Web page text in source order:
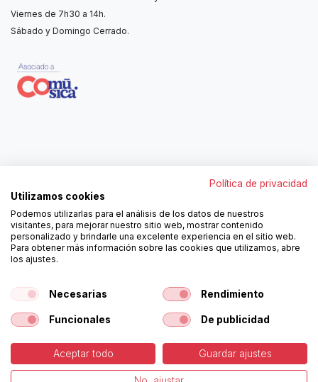
Viernes de 7h30 a 14h.
Sábado y Domingo Cerrado.
962250313
ortola@ortola-sa.es
Av. d'Albaida, s/n
46840 La Pobla del Duc (Valencia)
¡Síguenos!
Copyright © Ortolá, S.A. -Política de Cookies -Aviso
Política de privacidad
Utilizamos cookies
Podemos utilizarlas para el análisis de los datos de nuestros
visitantes, para mejorar nuestro sitio web, mostrar contenido
personalizado y brindarle una excelente experiencia en el sitio web.
Para obtener más información sobre las cookies que utilizamos, abre
los ajustes.
Necesarias Rendimiento
Funcionales De publicidad
Aceptar todo Guardar ajustes